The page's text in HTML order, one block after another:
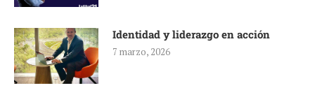
Identidad y liderazgo en acción
7 marzo, 2026